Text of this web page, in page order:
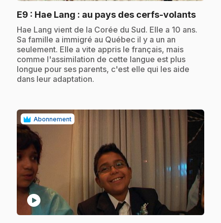
E9 : Hae Lang : au pays des cerfs-volants.
.Hae Lang vient de la Corée du Sud. Elle a 10 ans.
Sa famille a immigré au Québec il y a un an
seulement. Elle a vite appris le français, mais
comme l'assimilation de cette langue est plus
longue pour ses parents, c'est elle qui les aide
dans leur adaptation.
Abonnement
play_circle